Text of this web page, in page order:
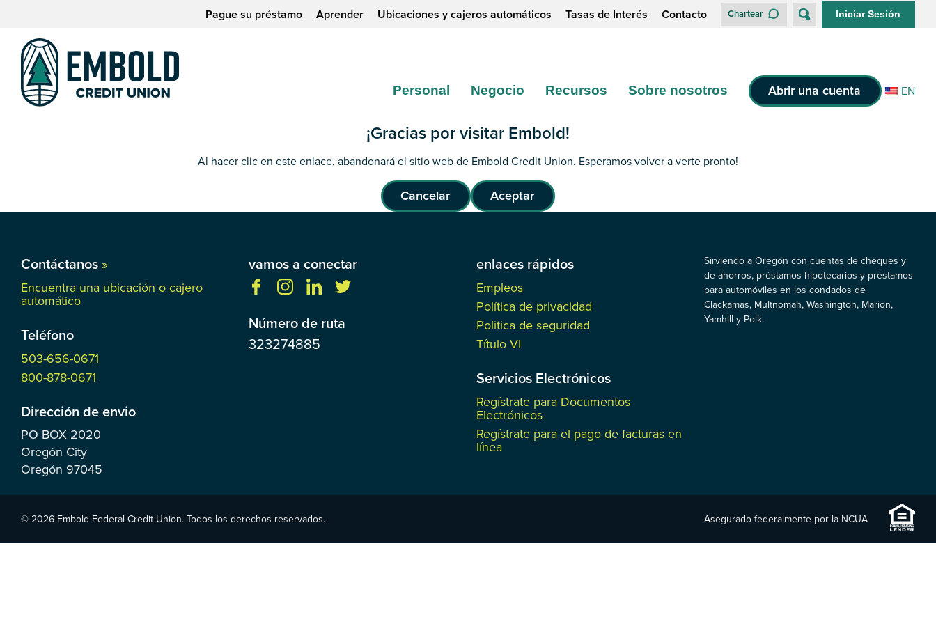
contenido
sesión
Pague su préstamo Aprender Ubicaciones y cajeros automáticos Tasas de Interés Contacto Chartear Iniciar Sesión
Personal Negocio Recursos Sobre nosotros Abrir una cuenta EN
¡Gracias por visitar Embold!
Al hacer clic en este enlace, abandonará el sitio web de Embold Credit Union. Esperamos volver a verte pronto!
Cancelar Aceptar
Contáctanos »
Encuentra una ubicación o cajero
automático
Teléfono
503-656-0671
800-878-0671
Dirección de envio
PO BOX 2020
Oregón City
Oregón 97045
vamos a conectar
Número de ruta
323274885
enlaces rápidos
Empleos
Política de privacidad
Politica de seguridad
Título VI
Servicios Electrónicos
Regístrate para Documentos
Electrónicos
Regístrate para el pago de facturas en
línea
Sirviendo a Oregón con cuentas de cheques y
de ahorros, préstamos hipotecarios y préstamos
para automóviles en los condados de
Clackamas, Multnomah, Washington, Marion,
Yamhill y Polk.
© 2026 Embold Federal Credit Union. Todos los derechos reservados. Asegurado federalmente por la NCUA